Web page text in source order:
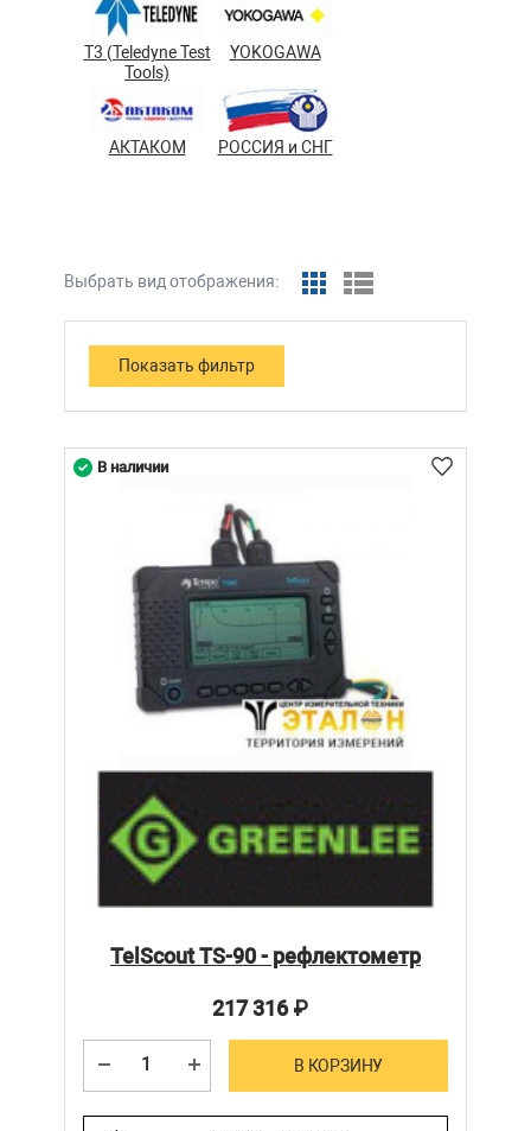
T3 (Teledyne Test
Tools)
YOKOGAWA
АКТАКОМ РОССИЯ и СНГ
Выбрать вид отображения:
TelScout TS-90 - рефлектометр
217 316₽
В КОРЗИНУ
В наличии